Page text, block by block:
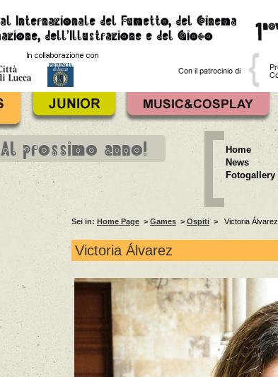
Al prossimo anno! Home
News
Fotogallery
Sei in: Home Page > Games > Ospiti > Victoria Álvarez
Victoria Álvarez